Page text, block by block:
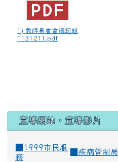
1) 教師集會會議紀錄
1131211.pdf
宣導網站、宣導影片
■1999市民服
務
疾病管制局